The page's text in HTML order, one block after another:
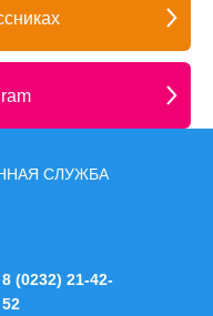
СЛУЖБА
8 (0232) 21-42-
52